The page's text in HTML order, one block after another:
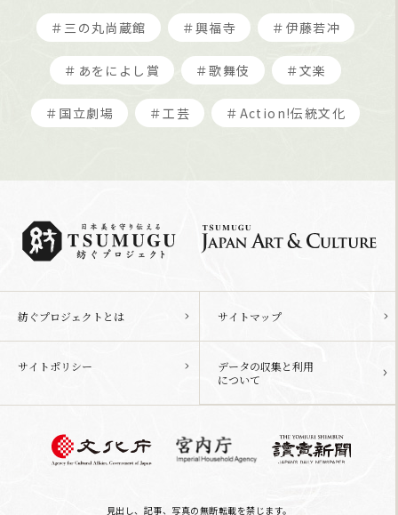
＃三の丸尚蔵館 ＃興福寺 ＃伊藤若冲
＃あをによし賞 ＃歌舞伎 ＃文楽
＃国立劇場 ＃工芸 ＃Action!伝統文化
紡ぐプロジェクトとは サイトマップ
サイトポリシー
データの収集と利用
について
見出し、記事、写真の無断転載を禁じます。